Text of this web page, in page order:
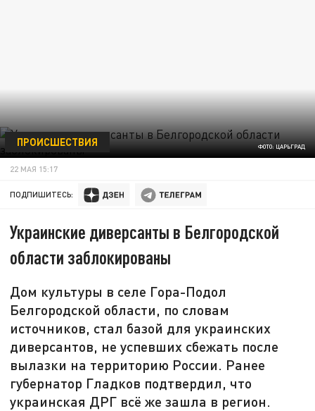
ФОТО: ЦАРЬГРАД
ПРОИСШЕСТВИЯ
22 МАЯ 15:17
ПОДПИШИТЕСЬ:
Украинские диверсанты в Белгородской
области заблокированы
Дом культуры в селе Гора-Подол
Белгородской области, по словам
источников, стал базой для украинских
диверсантов, не успевших сбежать после
вылазки на территорию России. Ранее
губернатор Гладков подтвердил, что
украинская ДРГ всё же зашла в регион.